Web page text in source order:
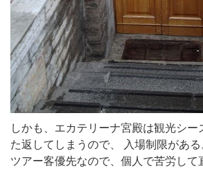
しかも、エカテリーナ宮殿は観光シー
た返してしまうので、 入場制限があ
ツアー客優先なので、個人で苦労して